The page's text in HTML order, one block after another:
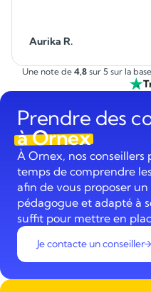
Aurika R.
Une note de 4,8 sur 5 sur la
Prendre des
à Ornex
À Ornex, nos
temps de comprendre
afin de vous proposer
pédagogue et adapté à
suffit pour mettre en
Je contacte un conseiller